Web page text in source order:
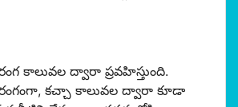
కాలువల ద్వారా ప్రవహిస్తుంది.
కచ్చా కాలువల ద్వారా కూడా